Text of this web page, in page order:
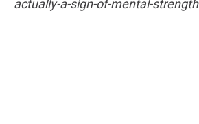
actually-a-sign-of-mental-strength